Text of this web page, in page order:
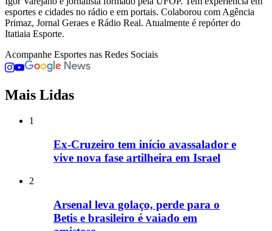
esportes e cidades no rádio e em portais. Colaborou com Agência
Primaz, Jornal Geraes e Rádio Real. Atualmente é repórter do
Itatiaia Esporte.
Acompanhe Esportes nas Redes Sociais
Mais Lidas
1
Ex-Cruzeiro tem início avassalador e
vive nova fase artilheira em Israel
2
Arsenal leva golaço, perde para o
Betis e brasileiro é vaiado em